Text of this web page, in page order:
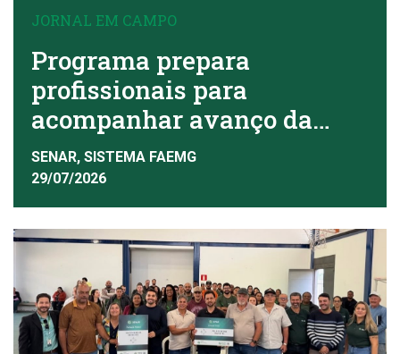
JORNAL EM CAMPO
Programa prepara
profissionais para
acompanhar avanço da
viticultura
SENAR, SISTEMA FAEMG
29/07/2026